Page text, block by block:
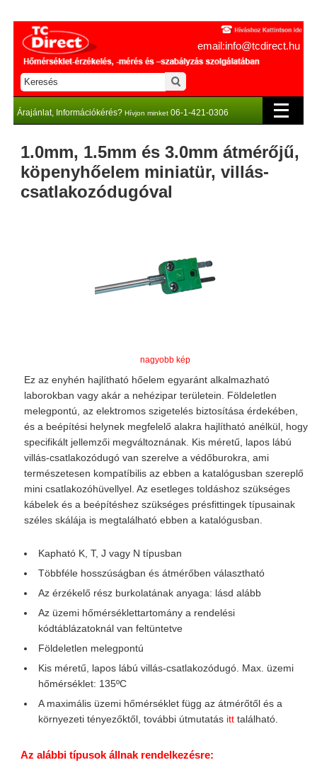
email:info@tcdirect.hu
Árajánlat, Információkérés? Hívjon minket 06-1-421-0306
1.0mm, 1.5mm és 3.0mm átmérőjű,
köpenyhőelem miniatür, villás-
csatlakozódugóval
nagyobb kép
Ez az enyhén hajlítható hőelem egyaránt alkalmazható
laborokban vagy akár a nehézipar területein. Földeletlen
melegpontú, az elektromos szigetelés biztosítása érdekében,
és a beépítési helynek megfelelő alakra hajlítható anélkül, hogy
specifikált jellemzői megváltoznának. Kis méretű, lapos lábú
villás-csatlakozódugó van szerelve a védőburokra, ami
természetesen kompatíbilis az ebben a katalógusban szereplő
mini csatlakozóhüvellyel. Az esetleges toldáshoz szükséges
kábelek és a beépítéshez szükséges présfittingek típusainak
széles skálája is megtalálható ebben a katalógusban.
Kapható K, T, J vagy N típusban
Többféle hosszúságban és átmérőben választható
Az érzékelő rész burkolatának anyaga: lásd alább
Az üzemi hőmérséklettartomány a rendelési
kódtáblázatoknál van feltüntetve
Földeletlen melegpontú
Kis méretű, lapos lábú villás-csatlakozódugó. Max. üzemi
hőmérséklet: 135ºC
A maximális üzemi hőmérséklet függ az átmérőtől és a
környezeti tényezőktől, további útmutatás itttalálható.
Az alábbi típusok állnak rendelkezésre: